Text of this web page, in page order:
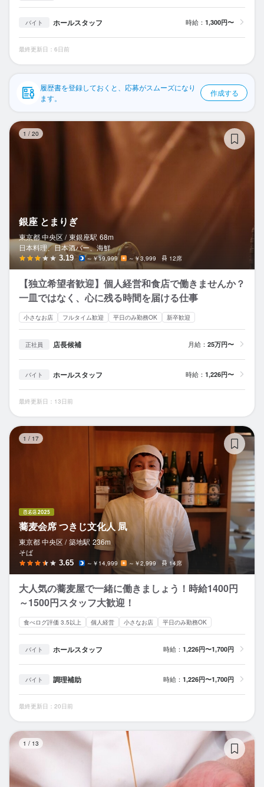
掲載をご検討の店舗様へ
食べログ求人PRESS
プライバシーポリシー
企業情報
バイト ホールスタッフ 時給： 1,300円〜
最終更新日：6日前
履歴書を登録しておくと、応募がスムーズになり
ます。
作成する
1 / 20
銀座 とまりぎ
東京都 中央区 / 東銀座駅 68m
日本料理、日本酒バー、海鮮
3.19 ～￥19,999 ～￥3,999 12席
【独立希望者歓迎】個人経営和食店で働きませんか？
一皿ではなく、心に残る時間を届ける仕事
小さなお店 フルタイム歓迎 平日のみ勤務OK 新卒歓迎
正社員 店長候補 月給： 25万円〜
バイト ホールスタッフ 時給： 1,226円〜
最終更新日：13日前
1 / 17
蕎麦会席 つきじ文化人 凬
東京都 中央区 / 築地駅 236m
そば
3.65 ～￥14,999 ～￥2,999 14席
大人気の蕎麦屋で一緒に働きましょう！時給1400円
～1500円スタッフ大歓迎！
食べログ評価 3.5以上 個人経営 小さなお店 平日のみ勤務OK
バイト ホールスタッフ 時給： 1,226円〜1,700円
バイト 調理補助 時給： 1,226円〜1,700円
最終更新日：20日前
1 / 13